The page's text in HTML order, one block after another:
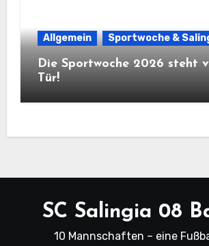
Allgemein Sportwoche &
Die Sportwoche 2026 steht
Tür!
SC Salingia 08
10 Mannschaften – eine